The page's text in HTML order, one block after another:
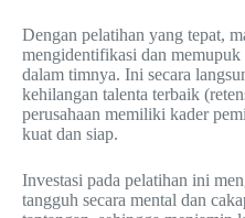
Dengan pelatihan yang tepat,
mengidentifikasi dan memupuk
dalam timnya. Ini secara
kehilangan talenta terbaik
perusahaan memiliki kader
kuat dan siap.
Investasi pada pelatihan ini
tangguh secara mental dan